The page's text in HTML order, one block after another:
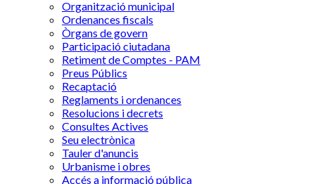
Organització municipal
Ordenances fiscals
Òrgans de govern
Participació ciutadana
Retiment de Comptes - PAM
Preus Públics
Recaptació
Reglaments i ordenances
Resolucions i decrets
Consultes Actives
Seu electrònica
Tauler d'anuncis
Urbanisme i obres
Accés a informació pública